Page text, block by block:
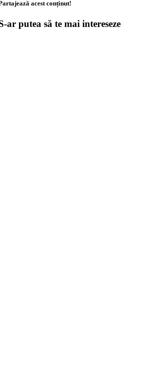
acest conținut!
ar putea să te mai intereseze